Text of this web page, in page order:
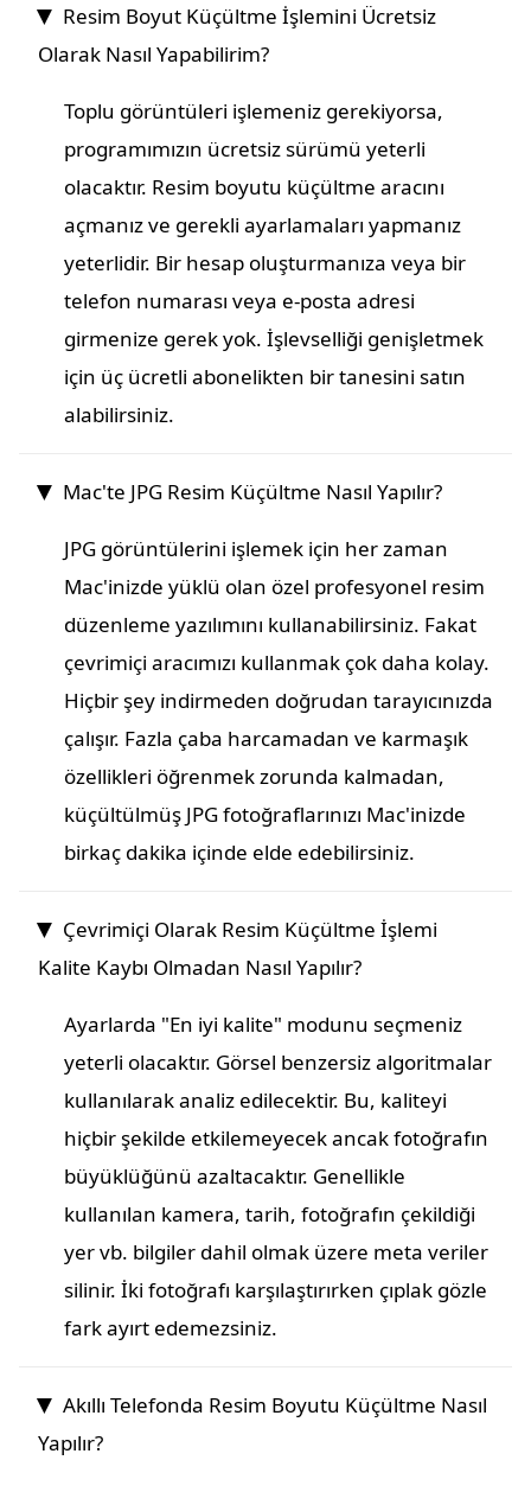
Resim Boyut Küçültme İşlemini Ücretsiz
Olarak Nasıl Yapabilirim?
Toplu görüntüleri işlemeniz gerekiyorsa,
programımızın ücretsiz sürümü yeterli
olacaktır. Resim boyutu küçültme aracını
açmanız ve gerekli ayarlamaları yapmanız
yeterlidir. Bir hesap oluşturmanıza veya bir
telefon numarası veya e-posta adresi
girmenize gerek yok. İşlevselliği genişletmek
için üç ücretli abonelikten bir tanesini satın
alabilirsiniz.
Mac'te JPG Resim Küçültme Nasıl Yapılır?
JPG görüntülerini işlemek için her zaman
Mac'inizde yüklü olan özel profesyonel resim
düzenleme yazılımını kullanabilirsiniz. Fakat
çevrimiçi aracımızı kullanmak çok daha kolay.
Hiçbir şey indirmeden doğrudan tarayıcınızda
çalışır. Fazla çaba harcamadan ve karmaşık
özellikleri öğrenmek zorunda kalmadan,
küçültülmüş JPG fotoğraflarınızı Mac'inizde
birkaç dakika içinde elde edebilirsiniz.
Çevrimiçi Olarak Resim Küçültme İşlemi
Kalite Kaybı Olmadan Nasıl Yapılır?
Ayarlarda "En iyi kalite" modunu seçmeniz
yeterli olacaktır. Görsel benzersiz algoritmalar
kullanılarak analiz edilecektir. Bu, kaliteyi
hiçbir şekilde etkilemeyecek ancak fotoğrafın
büyüklüğünü azaltacaktır. Genellikle
kullanılan kamera, tarih, fotoğrafın çekildiği
yer vb. bilgiler dahil olmak üzere meta veriler
silinir. İki fotoğrafı karşılaştırırken çıplak gözle
fark ayırt edemezsiniz.
Akıllı Telefonda Resim Boyutu Küçültme Nasıl
Yapılır?